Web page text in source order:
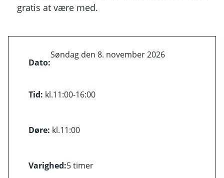
gratis at være med.
Dato:
Søndag den 8. november 2026
Tid: kl.11:00-16:00
Døre: kl.11:00
Varighed:5 timer